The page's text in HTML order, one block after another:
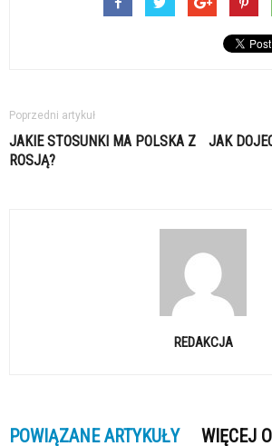
Poprzedni artykuł
JAKIE STOSUNKI MA POLSKA Z
ROSJĄ?
JAK
REDAKCJA
POWIĄZANE ARTYKUŁY WIĘCEJ